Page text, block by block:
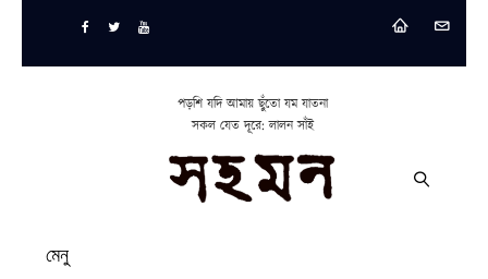
পড়শি যদি আমায় ছুঁতো যম যাতনা
সকল যেত দূরে: লালন সাঁই
মেনু